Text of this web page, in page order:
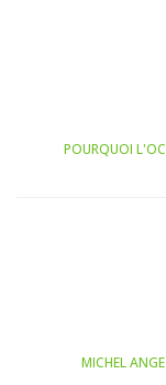
POURQUOI
MICHEL